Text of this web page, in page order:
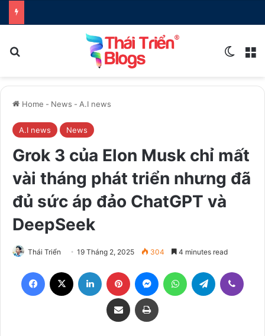
Home - News - A.I news
A.I news News
Grok 3 của Elon Musk chỉ mất
vài tháng phát triển nhưng đã
đủ sức áp đảo ChatGPT và
DeepSeek
Thái Triển 19 Tháng 2, 2025 304 4 minutes read
Facebook LinkedIn Pinterest MessengerWhatsAppTelegram
Share via Email Print